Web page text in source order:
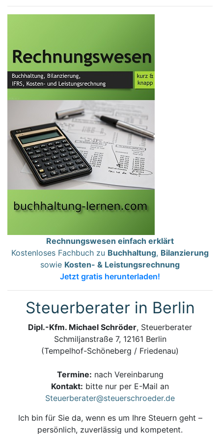
Rechnungswesen einfach erklärt
Kostenloses Fachbuch zu Buchhaltung, Bilanzierung
sowie Kosten- & Leistungsrechnung
Jetzt gratis herunterladen!
Steuerberater in Berlin
Dipl.-Kfm. Michael Schröder, Steuerberater
Schmiljanstraße 7, 12161 Berlin
(Tempelhof-Schöneberg / Friedenau)
Termine: nach Vereinbarung
Kontakt: bitte nur per E-Mail an
Steuerberater@steuerschroeder.de
Ich bin für Sie da, wenn es um Ihre Steuern geht –
persönlich, zuverlässig und kompetent.